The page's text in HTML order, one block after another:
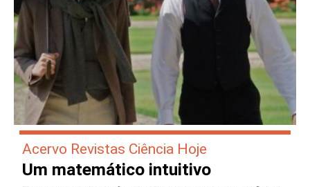
Acervo Revistas Ciência Hoje
Um matemático intuitivo